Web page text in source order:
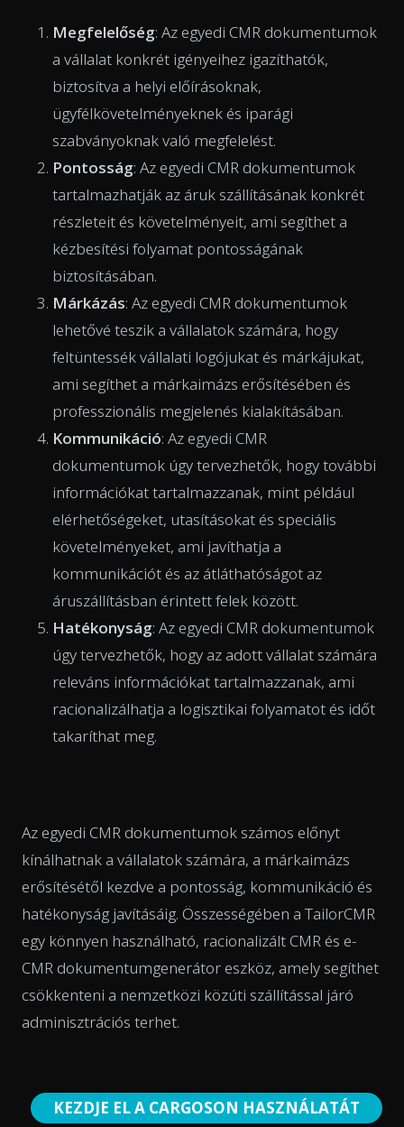
Megfelelőség: Az egyedi CMR dokumentumok
a vállalat konkrét igényeihez igazíthatók,
biztosítva a helyi előírásoknak,
ügyfélkövetelményeknek és iparági
szabványoknak való megfelelést.
Pontosság: Az egyedi CMR dokumentumok
tartalmazhatják az áruk szállításának konkrét
részleteit és követelményeit, ami segíthet a
kézbesítési folyamat pontosságának
biztosításában.
Márkázás: Az egyedi CMR dokumentumok
lehetővé teszik a vállalatok számára, hogy
feltüntessék vállalati logójukat és márkájukat,
ami segíthet a márkaimázs erősítésében és
professzionális megjelenés kialakításában.
Kommunikáció: Az egyedi CMR
dokumentumok úgy tervezhetők, hogy további
információkat tartalmazzanak, mint például
elérhetőségeket, utasításokat és speciális
követelményeket, ami javíthatja a
kommunikációt és az átláthatóságot az
áruszállításban érintett felek között.
Hatékonyság: Az egyedi CMR dokumentumok
úgy tervezhetők, hogy az adott vállalat számára
releváns információkat tartalmazzanak, ami
racionalizálhatja a logisztikai folyamatot és időt
takaríthat meg.
Az egyedi CMR dokumentumok számos előnyt
kínálhatnak a vállalatok számára, a márkaimázs
erősítésétől kezdve a pontosság, kommunikáció és
hatékonyság javításáig. Összességében a TailorCMR
egy könnyen használható, racionalizált CMR és e-
CMR dokumentumgenerátor eszköz, amely segíthet
csökkenteni a nemzetközi közúti szállítással járó
adminisztrációs terhet.
KEZDJE EL A CARGOSON HASZNÁLATÁT